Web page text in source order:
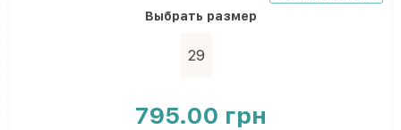
Выбрать размер
29
795.00 грн